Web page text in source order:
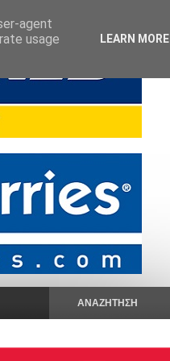
agent
usage
LEARN MORE